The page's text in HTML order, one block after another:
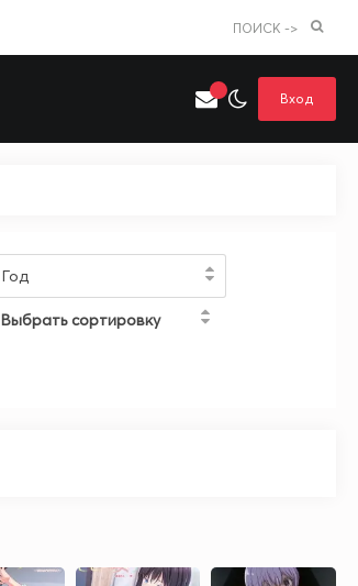
ПОИСК ->
Вход
Год
Выбрать сортировку